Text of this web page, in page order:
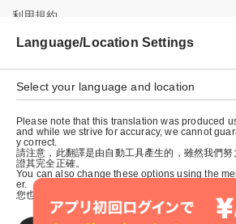
利用規約
プライバシーポリシー
特定商取引法に基づく表示
会社概要
Language/Location Settings
Select your language and location
Please note that this translation was produced
and while we strive for accuracy, we cannot
y correct.
請注意，此翻譯是由自動工具產生的，雖然我們
證其完全正確。
You can also change these options using the
er.
您也可以使用左上角的選單來更改這些選項。